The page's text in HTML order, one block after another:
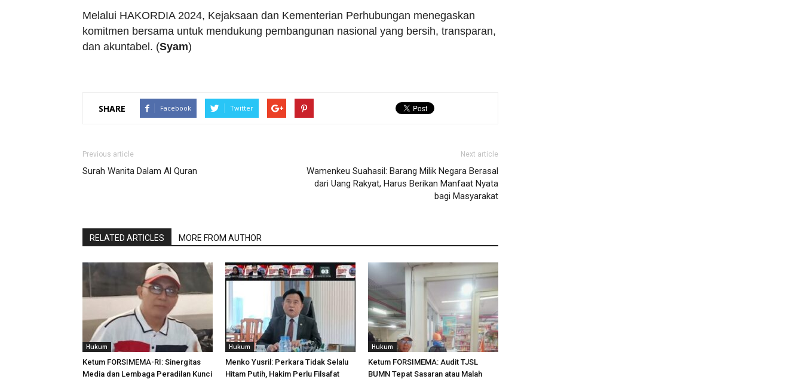
Melalui HAKORDIA 2024, Kejaksaan dan Kementerian Perhubungan menegaskan
komitmen bersama untuk mendukung pembangunan nasional yang bersih, transparan,
dan akuntabel. (Syam)
SHARE Facebook Twitter
Previous article
Surah Wanita Dalam Al Quran
Next article
Wamenkeu Suahasil: Barang Milik Negara Berasal
dari Uang Rakyat, Harus Berikan Manfaat Nyata
bagi Masyarakat
RELATED ARTICLES MORE FROM AUTHOR
Hukum
Ketum FORSIMEMA-RI: Sinergitas
Media dan Lembaga Peradilan Kunci
Hukum
Menko Yusril: Perkara Tidak Selalu
Hitam Putih, Hakim Perlu Filsafat
Hukum
Ketum FORSIMEMA: Audit TJSL
BUMN Tepat Sasaran atau Malah